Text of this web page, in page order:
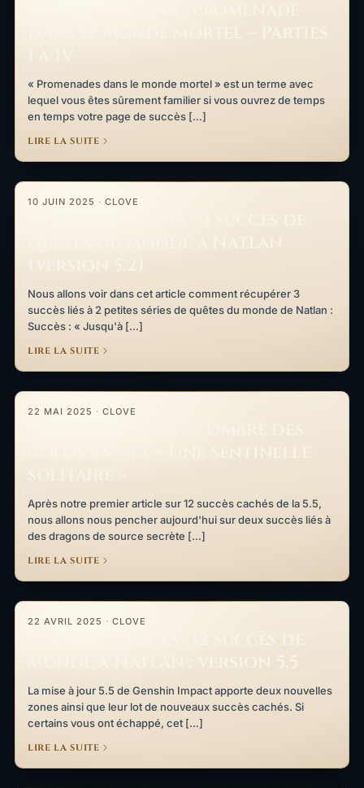
dans le monde mortel – Parties
« Promenades dans le monde mortel » est un terme avec
lequel vous êtes sûrement familier si vous ouvrez de temps
en temps votre page de succès […]
LIRE LA SUITE
10 JUIN 2025 · CLOVE
(version 5.2)
Nous allons voir dans cet article comment récupérer 3
succès liés à 2 petites séries de quêtes du monde de Natlan :
Succès : « Jusqu'à […]
LIRE LA SUITE
Guides de succès : 3 succès de quêtes du monde à Natlan
22 MAI 2025 · CLOVE
colosses » et « Une sentinelle
Après notre premier article sur 12 succès cachés de la 5.5,
nous allons nous pencher aujourd'hui sur deux succès liés à
des dragons de source secrète […]
LIRE LA SUITE
Guide de succès : « Ombre des colosses » et « Une sentinelle
22 AVRIL 2025 · CLOVE
monde à Natlan : version 5.5
La mise à jour 5.5 de Genshin Impact apporte deux nouvelles
zones ainsi que leur lot de nouveaux succès cachés. Si
certains vous ont échappé, cet […]
LIRE LA SUITE
Guide de succès : 12 succès de monde à Natlan : version 5.5